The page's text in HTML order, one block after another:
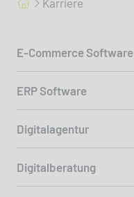
Karriere
E-Commerce Software
ERP Software
Digitalagentur
Digitalberatung